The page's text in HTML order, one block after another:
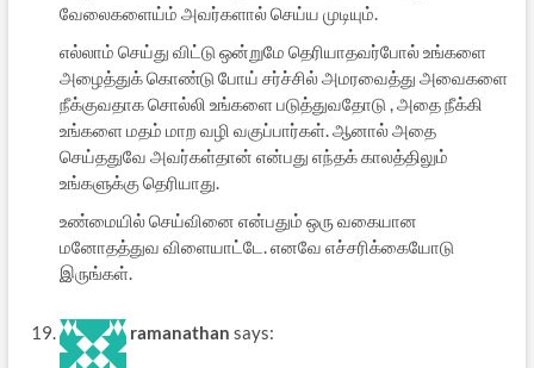
வேலைகளைய்ம் அவர்களால் செய்ய முடியும்.
எல்லாம் செய்து விட்டு ஒன்றுமே தெரியாதவர்போல் உங்களை
அழைத்துக் கொண்டு போய் சர்ச்சில் அமரவைத்து அவைகளை
நீக்குவதாக சொல்லி உங்களை படுத்துவதோடு , அதை நீக்கி
உங்களை மதம் மாற வழி வகுப்பார்கள். ஆனால் அதை
செய்ததுவே அவர்கள்தான் என்பது எந்தக் காலத்திலும்
உங்களுக்கு தெரியாது.
உண்மையில் செய்வினை என்பதும் ஒரு வகையான
மனோதத்துவ விளையாட்டே. எனவே எச்சரிக்கையோடு
இருங்கள்.
ramanathan says: